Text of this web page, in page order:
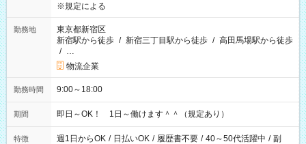
※規定による
勤務地
東京都新宿区
新宿駅から徒歩 / 新宿三丁目駅から徒歩 / 高田馬場駅から徒歩
/ …
物流企業
勤務時間 9:00～18:00
期間 即日～OK！ 1日～働けます＾＾（規定あり）
特徴 週1日からOK / 日払いOK / 履歴書不要 / 40～50代活躍中 / 副